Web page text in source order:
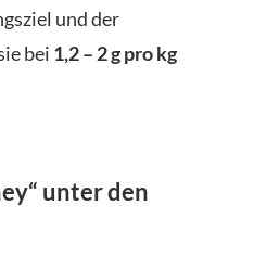
und der
bei 1,2 – 2 g pro kg
unter den